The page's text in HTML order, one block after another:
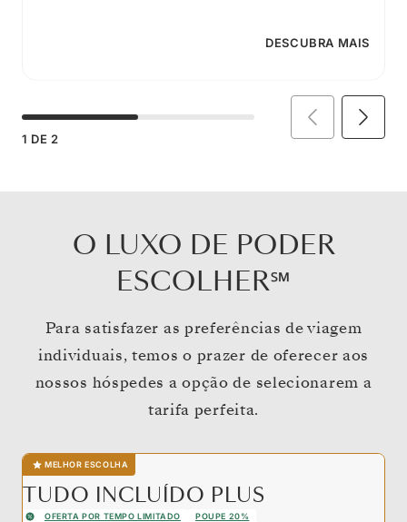
DESCUBRA MAIS
1 DE 2
O LUXO DE PODER
ESCOLHER℠
Para satisfazer as preferências de viagem
individuais, temos o prazer de oferecer aos
nossos hóspedes a opção de selecionarem a
tarifa perfeita.
MELHOR ESCOLHA
TUDO INCLUÍDO PLUS
OFERTA POR TEMPO LIMITADO POUPE 20%